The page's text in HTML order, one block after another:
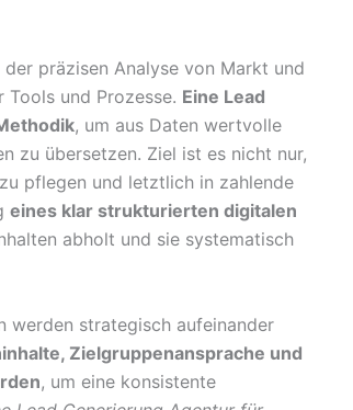
präzisen Analyse von Markt und
und Prozesse. Eine Lead
, um aus Daten wertvolle
zu übersetzen. Ziel ist es nicht nur,
pflegen und letztlich in zahlende
eines klar strukturierten digitalen
abholt und sie systematisch
werden strategisch aufeinander
Zielgruppenansprache und
, um eine konsistente